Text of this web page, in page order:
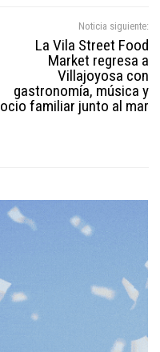
Noticia siguiente:
La Vila Street Food
Market regresa a
Villajoyosa con
gastronomía, música y
ocio familiar junto al mar